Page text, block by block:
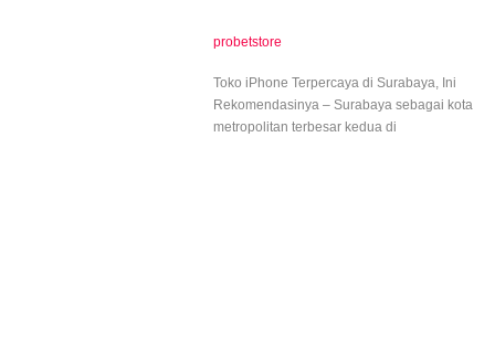
probetstore
Toko iPhone Terpercaya di Surabaya, Ini
Rekomendasinya – Surabaya sebagai kota
metropolitan terbesar kedua di